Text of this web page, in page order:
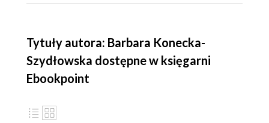
Tytuły autora: Barbara Konecka-
Szydłowska dostępne w księgarni
Ebookpoint